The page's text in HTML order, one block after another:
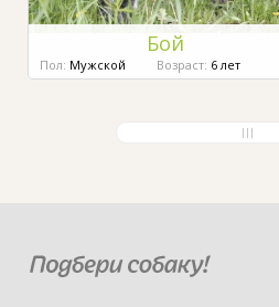
Бой
Пол: Мужской Возраст: 6 лет